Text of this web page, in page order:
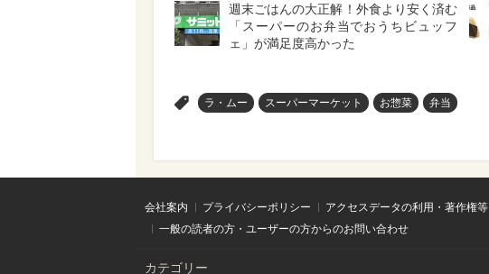
週末ごはんの大正解！外食より安く済む
「スーパーのお弁当でおうちビュッフ
ェ」が満足度高かった
ラ・ムー スーパーマーケット お惣菜 弁当
会社案内 プライバシーポリシー アクセスデータの利用・著作権等
一般の読者の方・ユーザーの方からのお問い合わせ
カテゴリー